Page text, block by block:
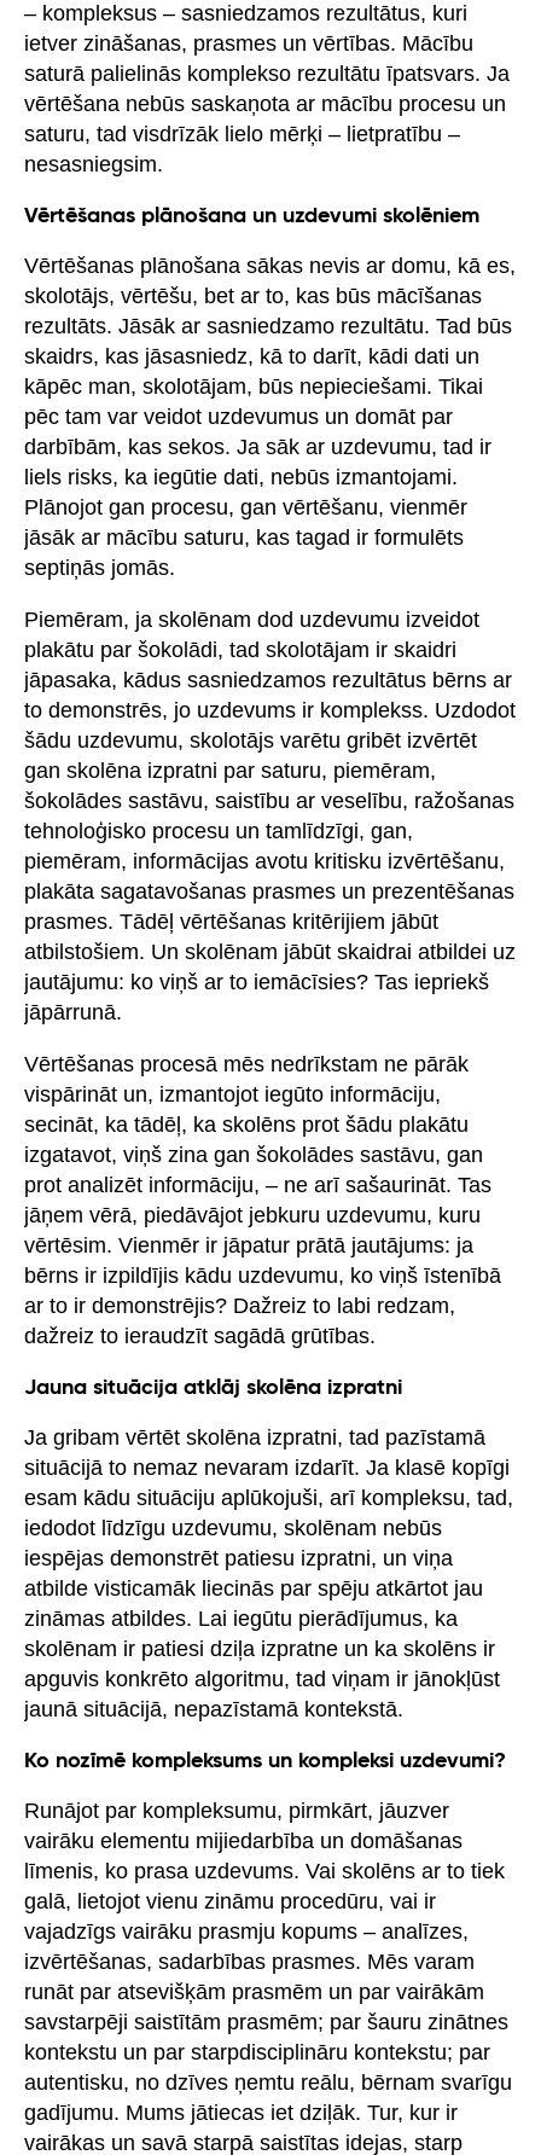
– kompleksus – sasniedzamos rezultātus, kuri
ietver zināšanas, prasmes un vērtības. Mācību
saturā palielinās komplekso rezultātu īpatsvars. Ja
vērtēšana nebūs saskaņota ar mācību procesu un
saturu, tad visdrīzāk lielo mērķi – lietpratību –
nesasniegsim.
Vērtēšanas plānošana un uzdevumi skolēniem
Vērtēšanas plānošana sākas nevis ar domu, kā es,
skolotājs, vērtēšu, bet ar to, kas būs mācīšanas
rezultāts. Jāsāk ar sasniedzamo rezultātu. Tad būs
skaidrs, kas jāsasniedz, kā to darīt, kādi dati un
kāpēc man, skolotājam, būs nepieciešami. Tikai
pēc tam var veidot uzdevumus un domāt par
darbībām, kas sekos. Ja sāk ar uzdevumu, tad ir
liels risks, ka iegūtie dati, nebūs izmantojami.
Plānojot gan procesu, gan vērtēšanu, vienmēr
jāsāk ar mācību saturu, kas tagad ir formulēts
septiņās jomās.
Piemēram, ja skolēnam dod uzdevumu izveidot
plakātu par šokolādi, tad skolotājam ir skaidri
jāpasaka, kādus sasniedzamos rezultātus bērns ar
to demonstrēs, jo uzdevums ir komplekss. Uzdodot
šādu uzdevumu, skolotājs varētu gribēt izvērtēt
gan skolēna izpratni par saturu, piemēram,
šokolādes sastāvu, saistību ar veselību, ražošanas
tehnoloģisko procesu un tamlīdzīgi, gan,
piemēram, informācijas avotu kritisku izvērtēšanu,
plakāta sagatavošanas prasmes un prezentēšanas
prasmes. Tādēļ vērtēšanas kritērijiem jābūt
atbilstošiem. Un skolēnam jābūt skaidrai atbildei uz
jautājumu: ko viņš ar to iemācīsies? Tas iepriekš
jāpārrunā.
Vērtēšanas procesā mēs nedrīkstam ne pārāk
vispārināt un, izmantojot iegūto informāciju,
secināt, ka tādēļ, ka skolēns prot šādu plakātu
izgatavot, viņš zina gan šokolādes sastāvu, gan
prot analizēt informāciju, – ne arī sašaurināt. Tas
jāņem vērā, piedāvājot jebkuru uzdevumu, kuru
vērtēsim. Vienmēr ir jāpatur prātā jautājums: ja
bērns ir izpildījis kādu uzdevumu, ko viņš īstenībā
ar to ir demonstrējis? Dažreiz to labi redzam,
dažreiz to ieraudzīt sagādā grūtības.
Jauna situācija atklāj skolēna izpratni
Ja gribam vērtēt skolēna izpratni, tad pazīstamā
situācijā to nemaz nevaram izdarīt. Ja klasē kopīgi
esam kādu situāciju aplūkojuši, arī kompleksu, tad,
iedodot līdzīgu uzdevumu, skolēnam nebūs
iespējas demonstrēt patiesu izpratni, un viņa
atbilde visticamāk liecinās par spēju atkārtot jau
zināmas atbildes. Lai iegūtu pierādījumus, ka
skolēnam ir patiesi dziļa izpratne un ka skolēns ir
apguvis konkrēto algoritmu, tad viņam ir jānokļūst
jaunā situācijā, nepazīstamā kontekstā.
Ko nozīmē kompleksums un kompleksi uzdevumi?
Runājot par kompleksumu, pirmkārt, jāuzver
vairāku elementu mijiedarbība un domāšanas
līmenis, ko prasa uzdevums. Vai skolēns ar to tiek
galā, lietojot vienu zināmu procedūru, vai ir
vajadzīgs vairāku prasmju kopums – analīzes,
izvērtēšanas, sadarbības prasmes. Mēs varam
runāt par atsevišķām prasmēm un par vairākām
savstarpēji saistītām prasmēm; par šauru zinātnes
kontekstu un par starpdisciplināru kontekstu; par
autentisku, no dzīves ņemtu reālu, bērnam svarīgu
gadījumu. Mums jātiecas iet dziļāk. Tur, kur ir
vairākas un savā starpā saistītas idejas, starp